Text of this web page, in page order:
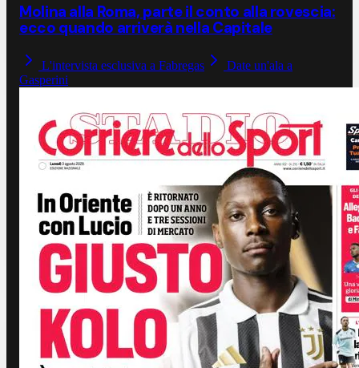
Molina alla Roma, parte il conto alla rovescia:
ecco quando arriverà nella Capitale
L'intervista esclusiva a Fabregas
Date un'ala a
Gasperini